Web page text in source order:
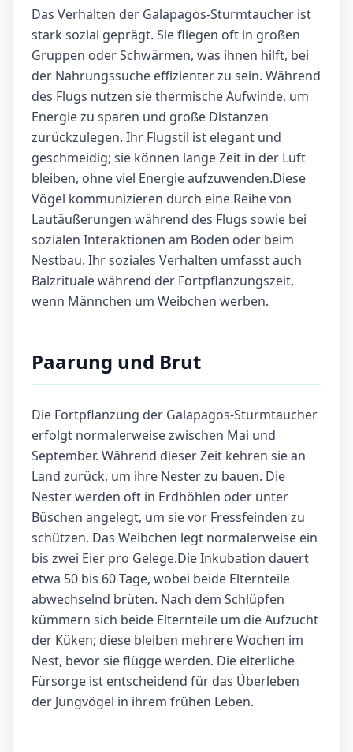
Das Verhalten der Galapagos-Sturmtaucher ist
stark sozial geprägt. Sie fliegen oft in großen
Gruppen oder Schwärmen, was ihnen hilft, bei
der Nahrungssuche effizienter zu sein. Während
des Flugs nutzen sie thermische Aufwinde, um
Energie zu sparen und große Distanzen
zurückzulegen. Ihr Flugstil ist elegant und
geschmeidig; sie können lange Zeit in der Luft
bleiben, ohne viel Energie aufzuwenden.Diese
Vögel kommunizieren durch eine Reihe von
Lautäußerungen während des Flugs sowie bei
sozialen Interaktionen am Boden oder beim
Nestbau. Ihr soziales Verhalten umfasst auch
Balzrituale während der Fortpflanzungszeit,
wenn Männchen um Weibchen werben.
Paarung und Brut
Die Fortpflanzung der Galapagos-Sturmtaucher
erfolgt normalerweise zwischen Mai und
September. Während dieser Zeit kehren sie an
Land zurück, um ihre Nester zu bauen. Die
Nester werden oft in Erdhöhlen oder unter
Büschen angelegt, um sie vor Fressfeinden zu
schützen. Das Weibchen legt normalerweise ein
bis zwei Eier pro Gelege.Die Inkubation dauert
etwa 50 bis 60 Tage, wobei beide Elternteile
abwechselnd brüten. Nach dem Schlüpfen
kümmern sich beide Elternteile um die Aufzucht
der Küken; diese bleiben mehrere Wochen im
Nest, bevor sie flügge werden. Die elterliche
Fürsorge ist entscheidend für das Überleben
der Jungvögel in ihrem frühen Leben.